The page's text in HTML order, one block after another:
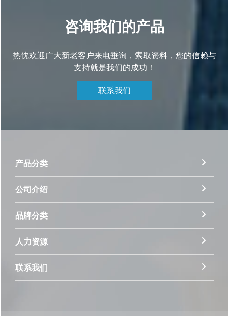
咨询我们的产品
热忱欢迎广大新老客户来电垂询，索取资料，您的信赖与
支持就是我们的成功！
联系我们
产品分类
公司介绍
品牌分类
人力资源
联系我们